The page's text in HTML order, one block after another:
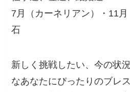
7月（カーネリアン）・11
石
新しく挑戦したい、今の状
なあなたにぴったりのブレ